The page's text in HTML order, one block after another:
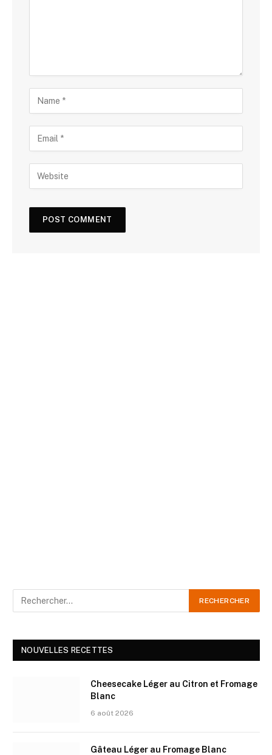
NOUVELLES RECETTES
Cheesecake Léger au Citron et Fromage
Blanc
6 août 2026
Gâteau Léger au Fromage Blanc